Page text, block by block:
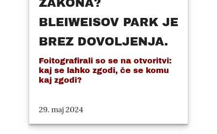
ZAKONA?
BLEIWEISOV PARK JE
BREZ DOVOLJENJA.
Foitografirali so se na otvoritvi:
kaj se lahko zgodi, če se komu
kaj zgodi?
29. maj 2024